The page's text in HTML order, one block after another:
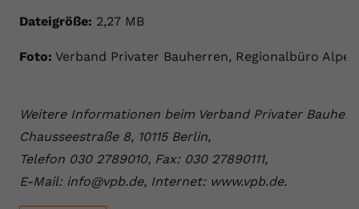
Dateigröße: 2,27 MB
Foto: Verband Privater Bauherren, Regionalbüro
Weitere Informationen beim Verband Privater
Chausseestraße 8, 10115 Berlin,
Telefon 030 2789010, Fax: 030 27890111,
E-Mail: info@vpb.de, Internet: www.vpb.de.